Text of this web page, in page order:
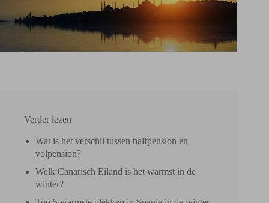
Verder lezen
Wat is het verschil tussen halfpension en
volpension?
Welk Canarisch Eiland is het warmst in de
winter?